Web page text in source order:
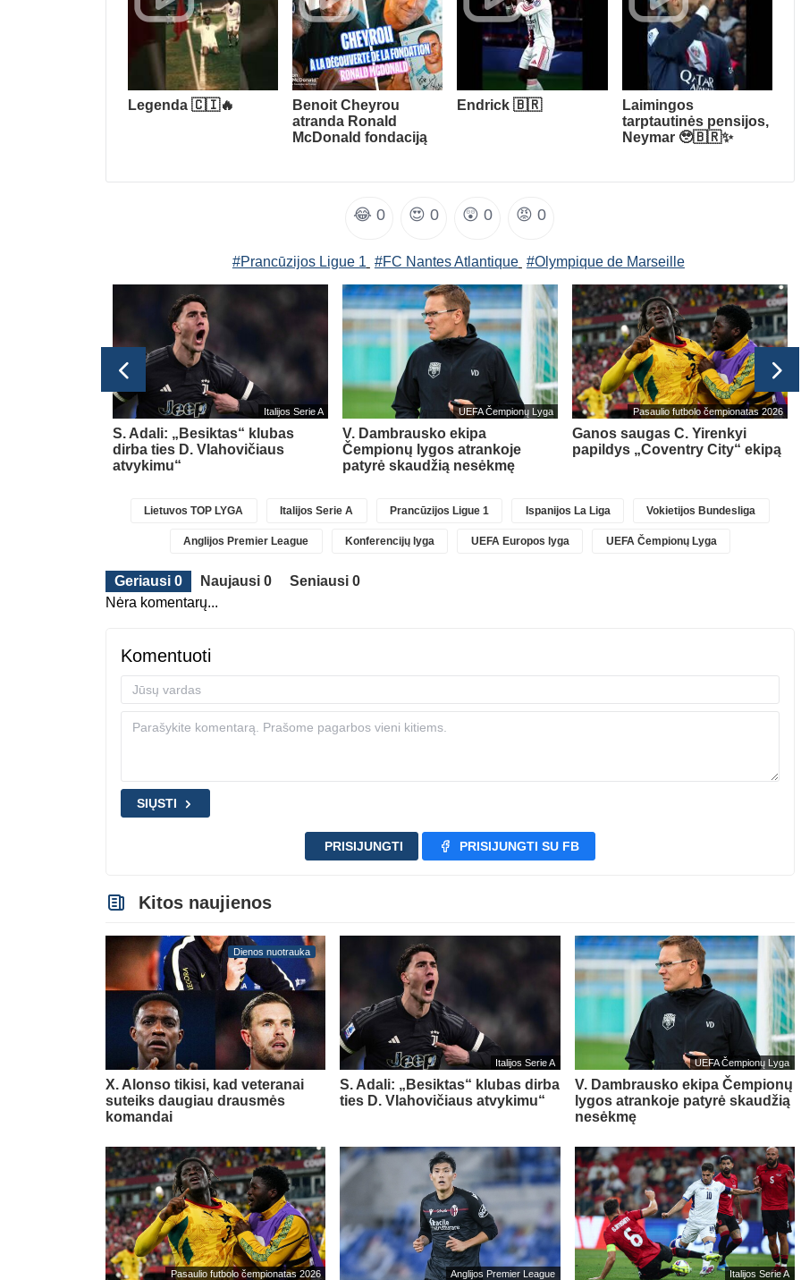
Legenda 🇨🇮🔥
Benoit Cheyrou
atranda Ronald
McDonald fondaciją
Endrick 🇧🇷
Laimingos
tarptautinės pensijos,
Neymar 🥹🇧🇷✨
😂 0 😍 0 😲 0 😡 0
#Prancūzijos Ligue 1 #FC Nantes Atlantique #Olympique de Marseille
Italijos Serie A
S. Adali: „Besiktas“ klubas
dirba ties D. Vlahovičiaus
atvykimu“
UEFA Čempionų Lyga
V. Dambrausko ekipa
Čempionų lygos atrankoje
patyrė skaudžią nesėkmę
Pasaulio futbolo čempionatas 2026
Ganos saugas C. Yirenkyi
papildys „Coventry City“ ekipą
Lietuvos TOP LYGA Italijos Serie A Prancūzijos Ligue 1 Ispanijos La Liga Vokietijos Bundesliga
Anglijos Premier League Konferencijų lyga UEFA Europos lyga UEFA Čempionų Lyga
Geriausi 0 Naujausi 0
Seniausi 0
Nėra komentarų...
Komentuoti
SIŲSTI
PRISIJUNGTI PRISIJUNGTI SU FB
Kitos naujienos
Dienos nuotrauka
X. Alonso tikisi, kad veteranai
suteiks daugiau drausmės
komandai
Italijos Serie A
S. Adali: „Besiktas“ klubas dirba
ties D. Vlahovičiaus atvykimu“
UEFA Čempionų Lyga
V. Dambrausko ekipa Čempionų
lygos atrankoje patyrė skaudžią
nesėkmę
Pasaulio futbolo čempionatas 2026 Anglijos Premier League Italijos Serie A